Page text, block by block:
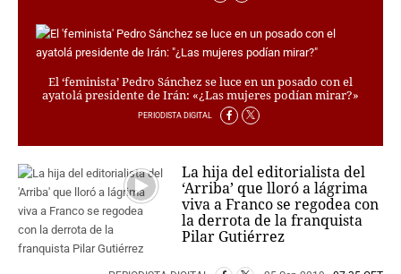
El ‘feminista’ Pedro Sánchez se luce en un posado con el
ayatolá presidente de Irán: «¿Las mujeres podían mirar?»
PERIODISTA DIGITAL
La hija del editorialista del
‘Arriba’ que lloró a lágrima
viva a Franco se regodea con
la derrota de la franquista
Pilar Gutiérrez